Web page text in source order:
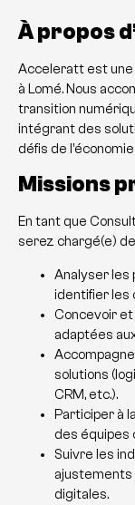
À propos
Acceleratt est une
à Lomé. Nous
transition
intégrant des
défis de
Missions
En tant que
serez chargé(e)
Analyser les
identifier les
Concevoir
adaptées
solutions
CRM, etc.).
Participer à
des équipes
Suivre les
ajustements
digitales.